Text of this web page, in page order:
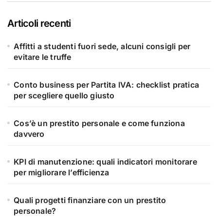
Articoli recenti
Affitti a studenti fuori sede, alcuni consigli per
evitare le truffe
Conto business per Partita IVA: checklist pratica
per scegliere quello giusto
Cos’è un prestito personale e come funziona
davvero
KPI di manutenzione: quali indicatori monitorare
per migliorare l’efficienza
Quali progetti finanziare con un prestito
personale?